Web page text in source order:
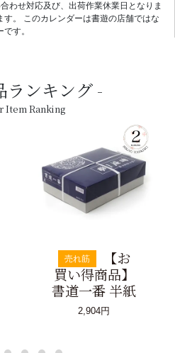
わせ対応及び、出荷作業休業日となりま
。 このカレンダーは書遊の店舗ではな
す。
ランキング
Item Ranking
売れ筋
【お
買い得商品】
書道一番 半紙
2,904円